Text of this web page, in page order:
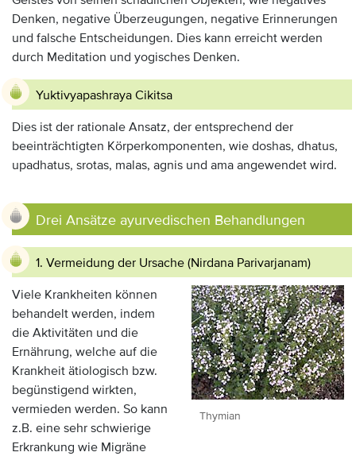
Denken, negative Überzeugungen, negative Erinnerungen
und falsche Entscheidungen. Dies kann erreicht werden
durch Meditation und yogisches Denken.
Yuktivyapashraya Cikitsa
Dies ist der rationale Ansatz, der entsprechend der
beeinträchtigten Körperkomponenten, wie doshas, dhatus,
upadhatus, srotas, malas, agnis und ama angewendet wird.
Drei Ansätze ayurvedischen Behandlungen
1. Vermeidung der Ursache (Nirdana Parivarjanam)
Thymian
Viele Krankheiten können
behandelt werden, indem
die Aktivitäten und die
Ernährung, welche auf die
Krankheit ätiologisch bzw.
begünstigend wirkten,
vermieden werden. So kann
z.B. eine sehr schwierige
Erkrankung wie Migräne